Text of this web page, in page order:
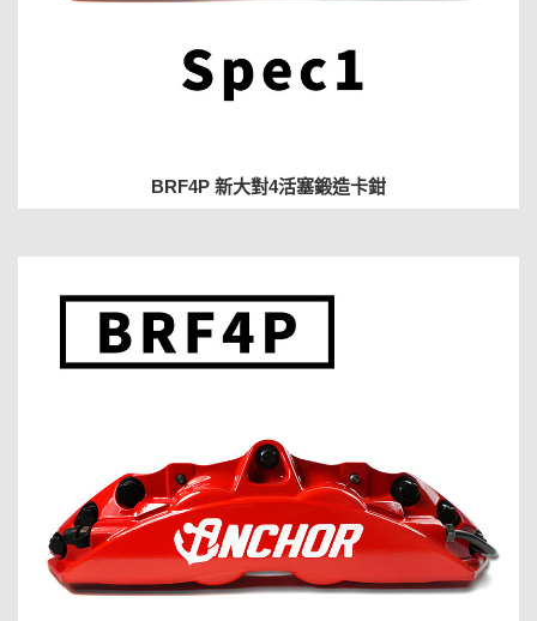
BRF4P 新大對4活塞鍛造卡鉗